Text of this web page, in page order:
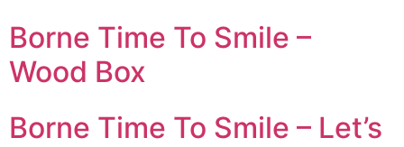
Borne Time To Smile –
Wood Box
Borne Time To Smile – Let’s